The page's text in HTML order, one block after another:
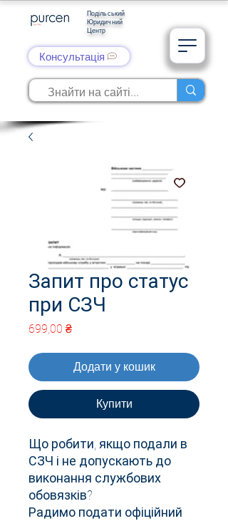
Подільський
Юридичний
Центр
Консультація
Запит про статус
при СЗЧ
699,00 ₴Ціна
Додати у кошик
Купити
Що робити, якщо подали в
СЗЧ і не допускають до
виконання службових
обовязків?
Радимо подати офіційний